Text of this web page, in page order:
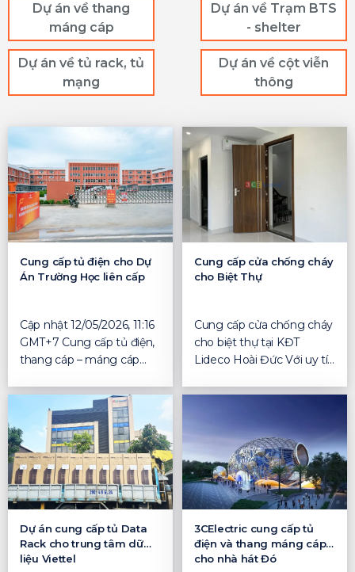
Dự án về thang
máng cáp
Dự án về Trạm BTS
- shelter
Dự án về tủ rack, tủ
mạng
Dự án về cột viễn
thông
Cung cấp tủ điện cho Dự
Án Trường Học liên cấp
Cập nhật 12/05/2026, 11:16
GMT+7 Cung cấp tủ điện,
thang cáp – máng cáp
Cung cấp cửa chống cháy
cho Biệt Thự
Cung cấp cửa chống cháy
cho biệt thự tại KĐT
Lideco Hoài Đức Với uy tín
Dự án cung cấp tủ Data
Rack cho trung tâm dữ
liệu Viettel
3CElectric cung cấp tủ
điện và thang máng cáp
cho nhà hát Đó